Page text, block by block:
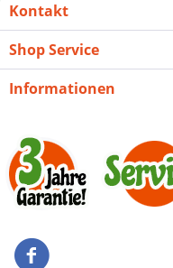
Kontakt
Shop Service
Informationen